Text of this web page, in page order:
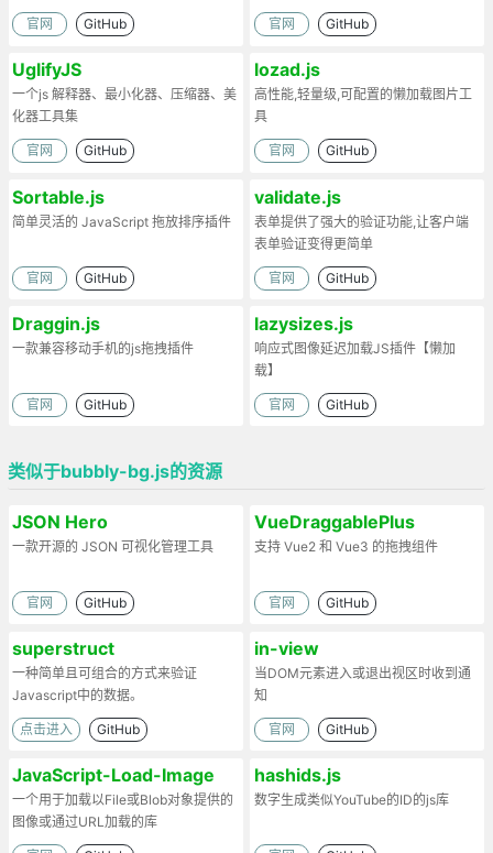
官网 GitHub
工作。
官网 GitHub
UglifyJS
一个js 解释器、最小化器、压缩器、美
化器工具集
官网 GitHub
lozad.js
高性能,轻量级,可配置的懒加载图片工
具
官网 GitHub
Sortable.js
简单灵活的 JavaScript 拖放排序插件
官网 GitHub
validate.js
表单提供了强大的验证功能,让客户端
表单验证变得更简单
官网 GitHub
Draggin.js
一款兼容移动手机的js拖拽插件
官网 GitHub
lazysizes.js
响应式图像延迟加载JS插件【懒加
载】
官网 GitHub
类似于bubbly-bg.js的资源
JSON Hero
一款开源的 JSON 可视化管理工具
官网 GitHub
VueDraggablePlus
支持 Vue2 和 Vue3 的拖拽组件
官网 GitHub
superstruct
一种简单且可组合的方式来验证
Javascript中的数据。
点击进入 GitHub
in-view
当DOM元素进入或退出视区时收到通
知
官网 GitHub
JavaScript-Load-Image
一个用于加载以File或Blob对象提供的
图像或通过URL加载的库
hashids.js
数字生成类似YouTube的ID的js库